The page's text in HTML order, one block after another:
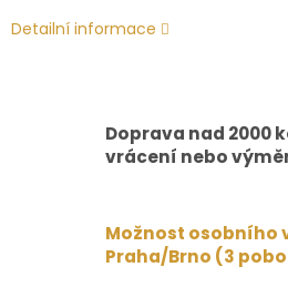
Detailní informace
Doprava nad 2000
vrácení nebo
Možnost osobního
Praha/Brno (3